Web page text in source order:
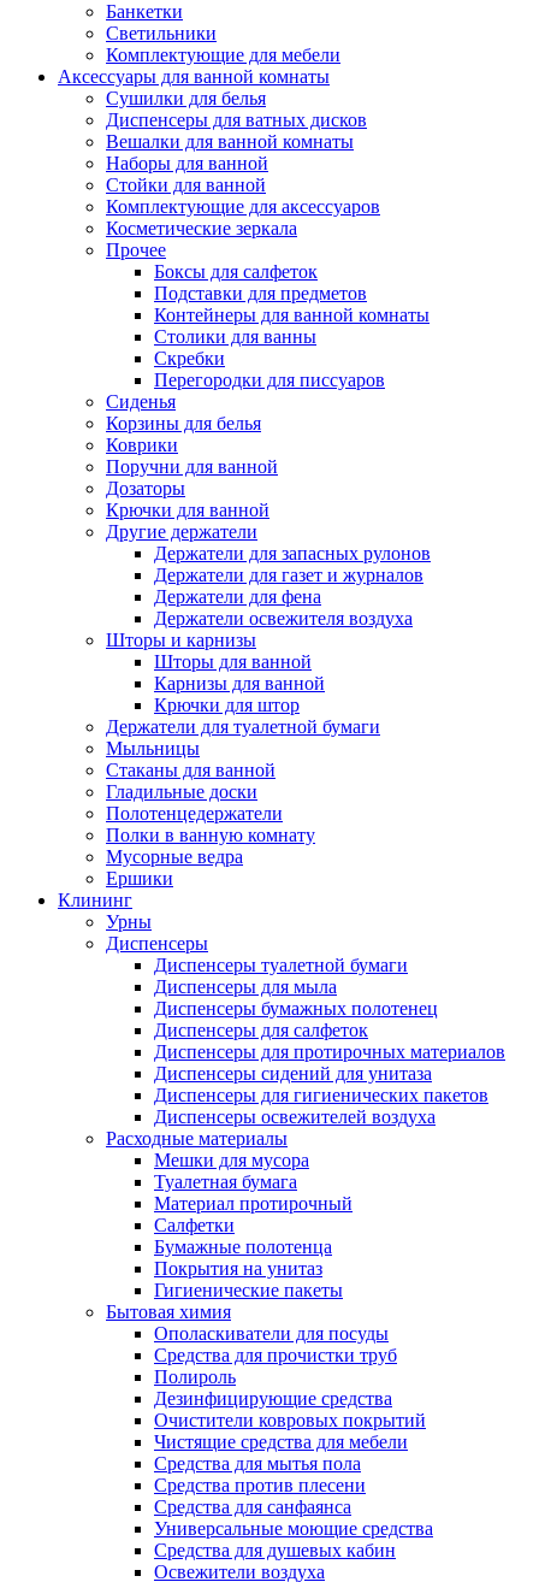
Банкетки
Светильники
Комплектующие для мебели
Аксессуары для ванной комнаты
Сушилки для белья
Диспенсеры для ватных дисков
Вешалки для ванной комнаты
Наборы для ванной
Стойки для ванной
Комплектующие для аксессуаров
Косметические зеркала
Прочее
Боксы для салфеток
Подставки для предметов
Контейнеры для ванной комнаты
Столики для ванны
Скребки
Перегородки для писсуаров
Сиденья
Корзины для белья
Коврики
Поручни для ванной
Дозаторы
Крючки для ванной
Другие держатели
Держатели для запасных рулонов
Держатели для газет и журналов
Держатели для фена
Держатели освежителя воздуха
Шторы и карнизы
Шторы для ванной
Карнизы для ванной
Крючки для штор
Держатели для туалетной бумаги
Мыльницы
Стаканы для ванной
Гладильные доски
Полотенцедержатели
Полки в ванную комнату
Мусорные ведра
Ершики
Клининг
Урны
Диспенсеры
Диспенсеры туалетной бумаги
Диспенсеры для мыла
Диспенсеры бумажных полотенец
Диспенсеры для салфеток
Диспенсеры для протирочных материалов
Диспенсеры сидений для унитаза
Диспенсеры для гигиенических пакетов
Диспенсеры освежителей воздуха
Расходные материалы
Мешки для мусора
Туалетная бумага
Материал протирочный
Салфетки
Бумажные полотенца
Покрытия на унитаз
Гигиенические пакеты
Бытовая химия
Ополаскиватели для посуды
Средства для прочистки труб
Полироль
Дезинфицирующие средства
Очистители ковровых покрытий
Чистящие средства для мебели
Средства для мытья пола
Средства против плесени
Средства для санфаянса
Универсальные моющие средства
Средства для душевых кабин
Освежители воздуха